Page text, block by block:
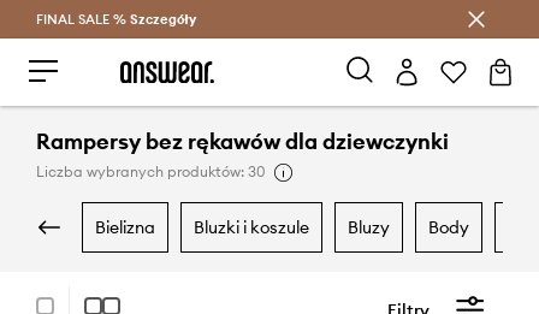
Oszczędzaj z Answear Club >
FINAL SALE % Szczegóły
Rampersy bez rękawów dla dziewczynki
Liczba wybranych produktów: 30
bielizna bluzki i koszule bluzy body